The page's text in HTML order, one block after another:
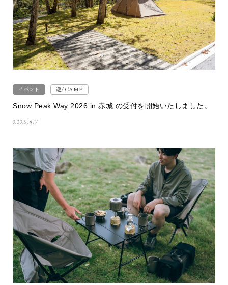
イベント 遊/CAMP
Snow Peak Way 2026 in 赤城 の受付を開始いたしました。
2026.8.7